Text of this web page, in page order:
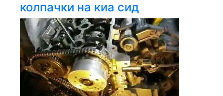
колпачки на киа сид